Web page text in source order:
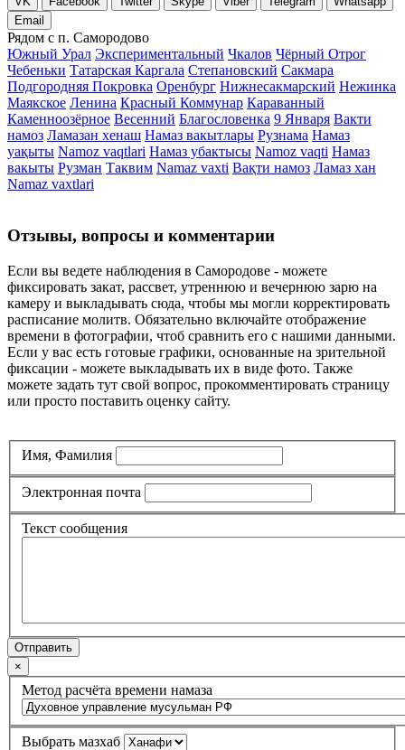
Email
Рядом с п. Самородово
Южный Урал Экспериментальный Чкалов Чёрный Отрог
Чебеньки Татарская Каргала Степановский Сакмара
Подгородняя Покровка Оренбург Нижнесакмарский Нежинка
Маякское Ленина Красный Коммунар Караванный
Каменноозёрное Весенний Благословенка 9 Января Вакти
намоз Ламазан хенаш Намаз вакытлары Рузнама Намаз
уақыты Namoz vaqtlari Намаз убактысы Namoz vaqti Намаз
вакыты Рузман Таквим Namaz vaxti Вақти намоз Ламаз хан
Namaz vaxtlari
Отзывы, вопросы и комментарии
Если вы ведете наблюдения в Самородове - можете
фиксировать закат, рассвет, утреннюю и вечернюю зарю на
камеру и выкладывать сюда, чтобы мы могли корректировать
расписание молитв. Обязательно включайте отображение
времени в фотографии, чтоб сравнить его с нашими данными.
Если у вас есть готовые графики, основанные на зрительной
фиксации - можете выкладывать их в виде фото. Также
можете задать тут свой вопрос, прокомментировать страницу
или просто поставить оценку сайту.
Имя, Фамилия
Электронная почта
Текст сообщения
Отправить
×
Метод расчёта времени намаза
Выбрать мазхаб